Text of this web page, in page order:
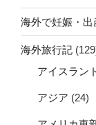
海外で妊娠・出
海外旅行記
アイスラン
アジア (24)